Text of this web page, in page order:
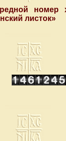
номер
листок»